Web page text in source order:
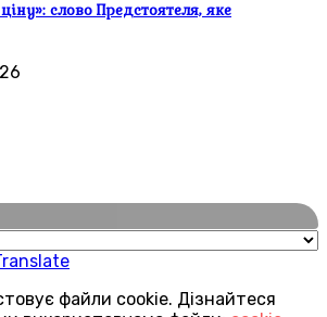
слово Предстоятеля, яке
файли cookie. Дізнайтеся